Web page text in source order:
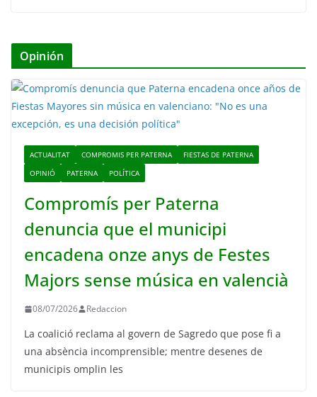
Opinión
ACTUALITAT COMPROMIS PER PATERNA
FIESTAS DE PATERNA
OPINIÓ
PATERNA POLÍTICA
Compromís per Paterna
denuncia que el municipi
encadena onze anys de Festes
Majors sense música en valencià
08/07/2026 Redaccion
La coalició reclama al govern de Sagredo que pose fi a
una absència incomprensible; mentre desenes de
municipis omplin les